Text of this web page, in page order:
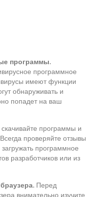
программы.
программное
имеют функции
обнаруживать и
попадет на ваш
программы и
проверяйте отзывы
программное
разработчиков или из
Перед
внимательно изучите